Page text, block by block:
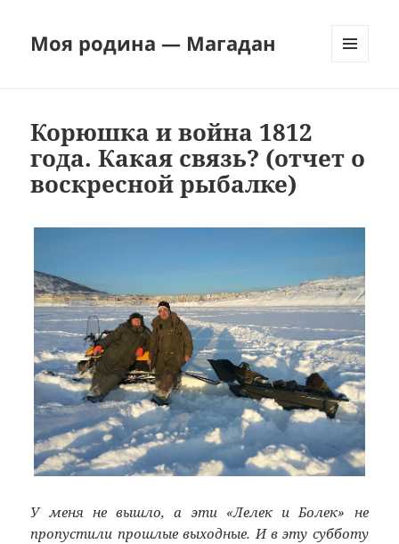
Моя родина — Магадан
Корюшка и война 1812
года. Какая связь? (отчет о
воскресной рыбалке)
У меня не вышло, а эти «Лелек и Болек» не
пропустили прошлые выходные. И в эту субботу